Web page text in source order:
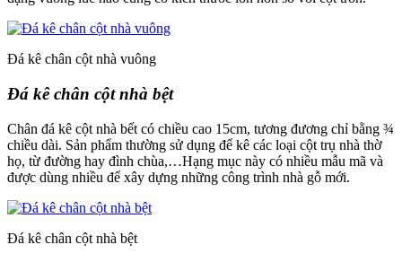
Đá kê chân cột nhà vuông
Đá kê chân cột nhà bệt
Chân đá kê cột nhà bết có chiều cao 15cm, tương đương chỉ bằng ¾
chiều dài. Sản phẩm thường sử dụng để kê các loại cột trụ nhà thờ
họ, từ đường hay đình chùa,…Hạng mục này có nhiều mẫu mã và
được dùng nhiều để xây dựng những công trình nhà gỗ mới.
Đá kê chân cột nhà bệt